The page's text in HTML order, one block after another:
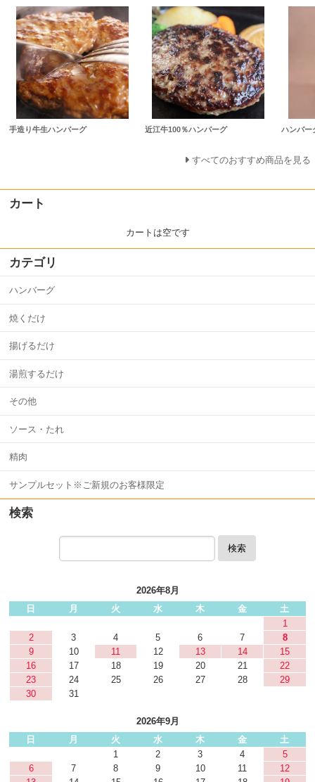
手造り牛生ハンバーグ 近江牛100％ハンバーグ ハンバー
すべてのおすすめ商品を見る
カート
カートは空です
カテゴリ
ハンバーグ
焼くだけ
揚げるだけ
湯煎するだけ
その他
ソース・たれ
精肉
サンプルセット※ご新規のお客様限定
検索
検索
2026年8月
日
月 火 水 木 金
土
1
2
3 4 5 6 7
8
9
10 11 12 13 14
15
16
17 18 19 20 21
22
23
24 25 26 27 28
29
30
31
2026年9月
日
月 火 水 木 金
土
1
2 3 4
5
6
7 8 9 10 11
12